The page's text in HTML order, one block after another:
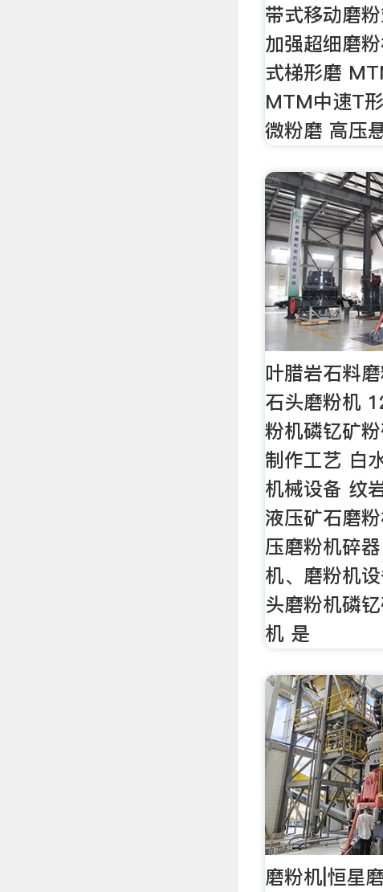
带式移动磨
加强超细磨
式梯形磨
MTM中速T
微粉磨 高压
叶腊岩石料
石头磨粉机
粉机磷钇矿
制作工艺 白
机械设备 纹
液压矿石磨
压磨粉机碎
机、磨粉机
头磨粉机磷
机 是
磨粉机|恒星